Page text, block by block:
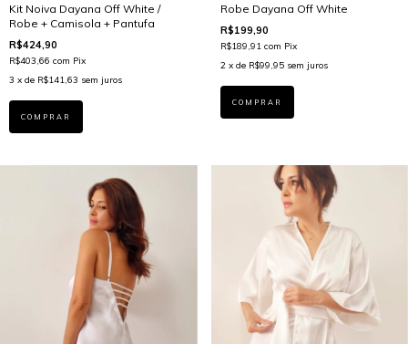
Kit Noiva Dayana Off White /
Robe + Camisola + Pantufa
R$424,90
R$403,66 com Pix
3 x de R$141,63 sem juros
COMPRAR
Robe Dayana Off White
R$199,90
R$189,91 com Pix
2 x de R$99,95 sem juros
COMPRAR